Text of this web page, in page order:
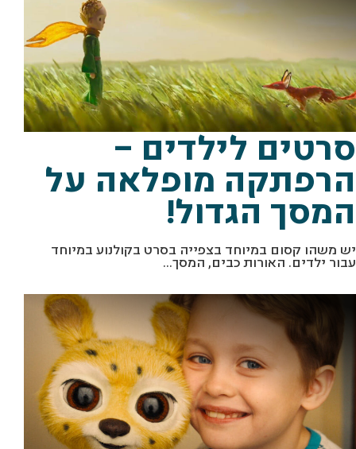
סרטים לילדים –
הרפתקה מופלאה על
המסך הגדול!
יש משהו קסום במיוחד בצפייה בסרט בקולנוע במיוחד
עבור ילדים. האורות כבים, המסך...